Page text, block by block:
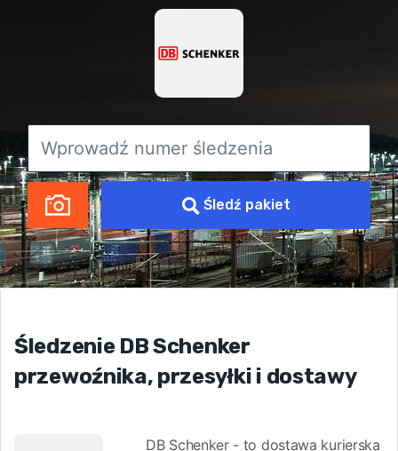
Śledź pakiet
Śledzenie DB Schenker
przewoźnika, przesyłki i dostawy
DB Schenker - to dostawa kurierska